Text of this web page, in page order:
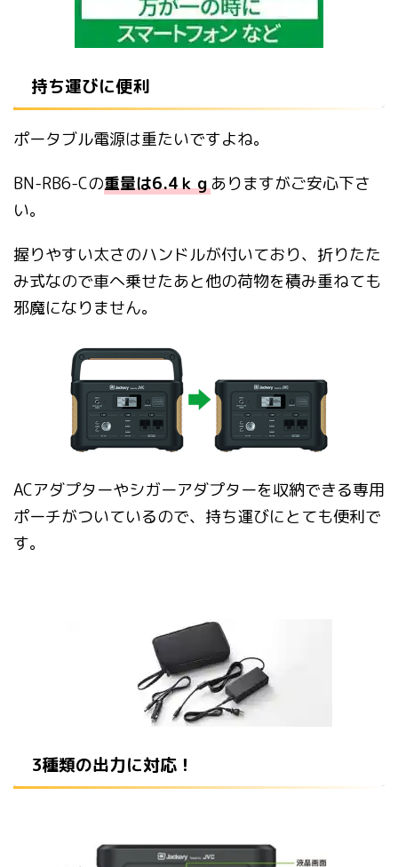
持ち運びに便利
ポータブル電源は重たいですよね。
BN-RB6-Cの重量は6.4ｋｇありますがご安心下さ
い。
握りやすい太さのハンドルが付いており、折りたた
み式なので車へ乗せたあと他の荷物を積み重ねても
邪魔になりません。
ACアダプターやシガーアダプターを収納できる専用
ポーチがついているので、持ち運びにとても便利で
す。
3種類の出力に対応！